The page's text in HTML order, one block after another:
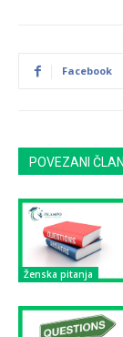
Facebook
POVEZANI
Ženska pitanja